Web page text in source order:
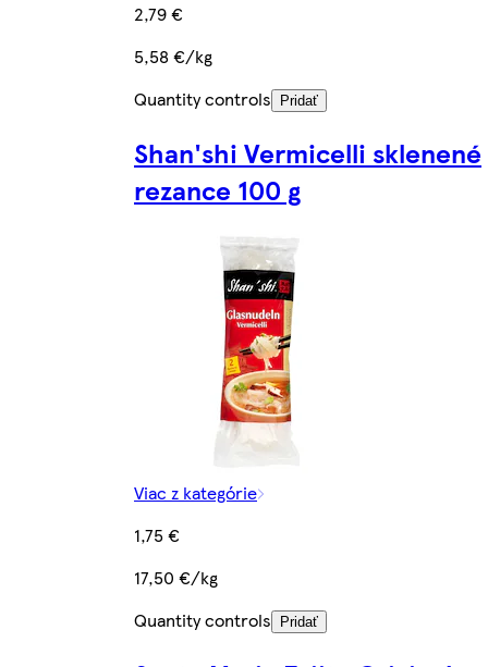
2,79 €
5,58 €/kg
Quantity controls
Pridať
Shan'shi Vermicelli sklenené
rezance 100 g
Viac z kategórie
1,75 €
17,50 €/kg
Quantity controls
Pridať